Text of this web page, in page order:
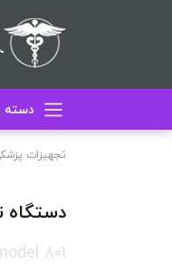
دسته
تجهیزات
دستگاه
801